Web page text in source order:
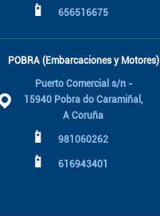
📱 656516675
POBRA (Embarcaciones y Motores)
Puerto Comercial s/n -
15940 Pobra do Caramiñal,
A Coruña
📱 981060262
📱 616943401